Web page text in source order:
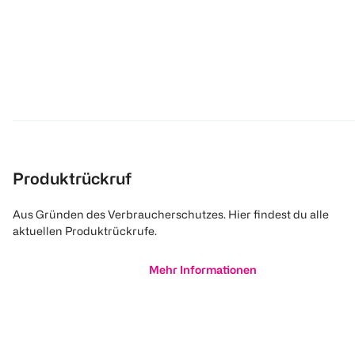
Produktrückruf
Aus Gründen des Verbraucherschutzes. Hier findest du alle
aktuellen Produktrückrufe.
Mehr Informationen